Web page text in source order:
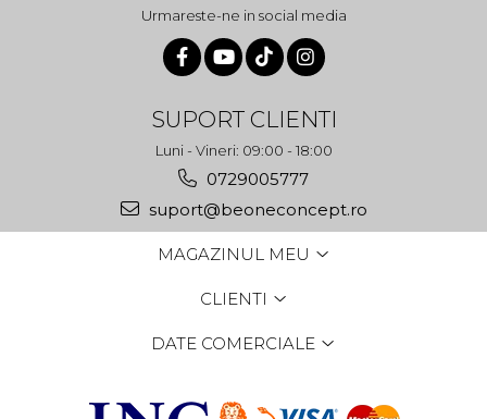
Urmareste-ne in social media
SUPORT CLIENTI
Luni - Vineri: 09:00 - 18:00
0729005777
suport@beoneconcept.ro
MAGAZINUL MEU
CLIENTI
DATE COMERCIALE